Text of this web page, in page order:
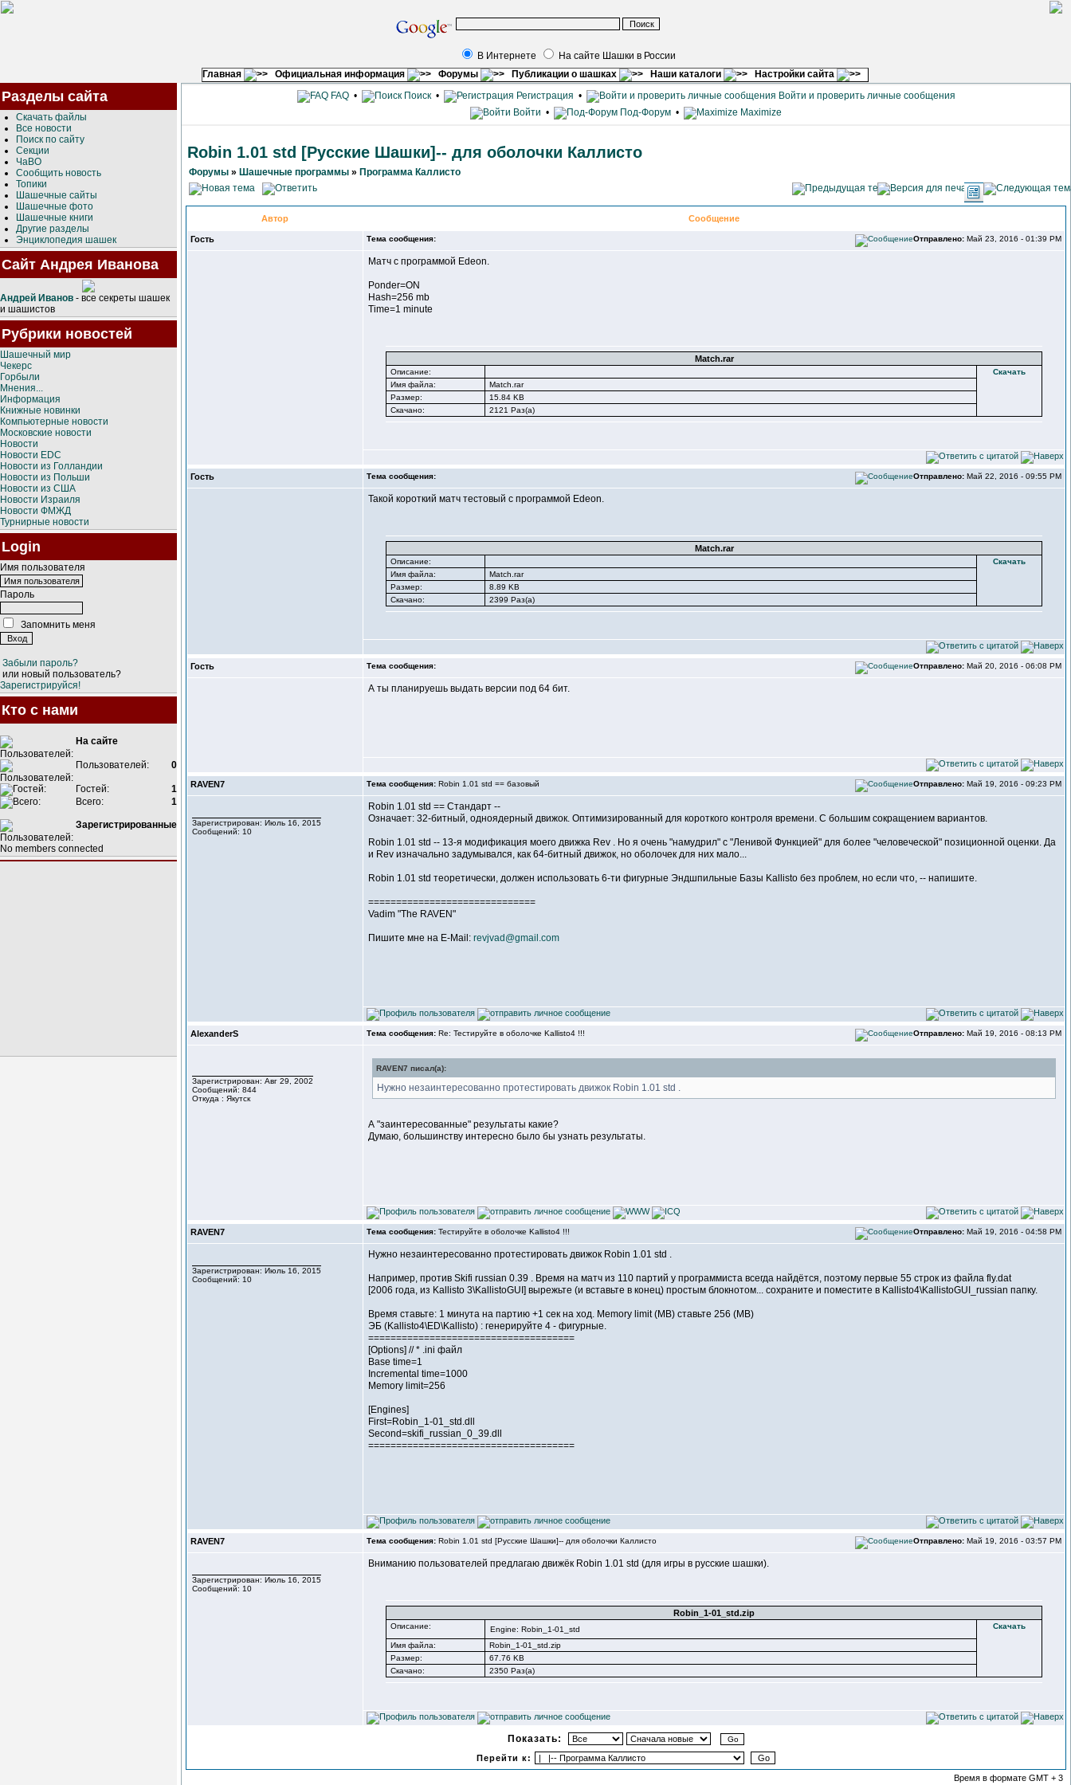
В Интернете
На сайте Шашки в России
Главная
Официальная информация Форумы Публикации о шашках Наши каталоги Настройки сайта
Разделы сайта
Скачать файлы
Все новости
Поиск по сайту
Секции
ЧаВО
Сообщить новость
Топики
Шашечные сайты
Шашечные фото
Шашечные книги
Другие разделы
Энциклопедия шашек
Сайт Андрея Иванова
Андрей Иванов - все секреты шашек
и шашистов
Рубрики новостей
Шашечный мир
Чекерс
Горбыли
Мнения...
Информация
Книжные новинки
Компьютерные новости
Московские новости
Новости
Новости EDC
Новости из Голландии
Новости из Польши
Новости из США
Новости Израиля
Новости ФМЖД
Турнирные новости
Login
Имя пользователя
Пароль
Запомнить меня
Забыли пароль?
или новый пользователь?
Зарегистрируйся!
Кто с нами
На сайте
Пользователей: 0
Гостей:
1
Всего:
1
Зарегистрированные
No members connected
FAQ• Поиск• Регистрация •
Войти и проверить личные сообщения
Войти • Под-Форум • Maximize
Robin 1.01 std [Русские Шашки]-- для оболочки Каллисто
Форумы » Шашечные программы » Программа Каллисто
Автор Сообщение
Гость Тема сообщения: Отправлено: Май 23, 2016 - 01:39 PM
Матч с программой Edeon.
Ponder=ON
Hash=256 mb
Time=1 minute
Match.rar
Описание:
Скачать
Имя файла:
Match.rar
Размер:
15.84 KB
Скачано:
2121 Раз(а)
Гость Тема сообщения: Отправлено: Май 22, 2016 - 09:55 PM
Такой короткий матч тестовый с программой Edeon.
Match.rar
Описание:
Скачать
Имя файла:
Match.rar
Размер:
8.89 KB
Скачано:
2399 Раз(а)
Гость Тема сообщения: Отправлено: Май 20, 2016 - 06:08 PM
А ты планируешь выдать версии под 64 бит.
RAVEN7 Тема сообщения: Robin 1.01 std == базовый Отправлено: Май 19, 2016 - 09:23 PM
Зарегистрирован: Июль 16, 2015
Сообщений: 10
Robin 1.01 std == Стандарт --
Означает: 32-битный, одноядерный движок. Оптимизированный для короткого контроля времени. С большим сокращением вариантов.
Robin 1.01 std -- 13-я модификация моего движка Rev . Но я очень "намудрил" с "Ленивой Функцией" для более "человеческой" позиционной оценки. Да
и Rev изначально задумывался, как 64-битный движок, но оболочек для них мало...
Robin 1.01 std теоретически, должен использовать 6-ти фигурные Эндшпильные Базы Kallisto без проблем, но если что, -- напишите.
==============================
Vadim "The RAVEN"
Пишите мне на E-Mail: revjvad@gmail.com
AlexanderS Тема сообщения: Re: Тестируйте в оболочке Kallisto4 !!! Отправлено: Май 19, 2016 - 08:13 PM
Зарегистрирован: Авг 29, 2002
Сообщений: 844
Откуда : Якутск
RAVEN7 писал(а):
Нужно незаинтересованно протестировать движок Robin 1.01 std .
А "заинтересованные" результаты какие?
Думаю, большинству интересно было бы узнать результаты.
RAVEN7 Тема сообщения: Тестируйте в оболочке Kallisto4 !!! Отправлено: Май 19, 2016 - 04:58 PM
Зарегистрирован: Июль 16, 2015
Сообщений: 10
Нужно незаинтересованно протестировать движок Robin 1.01 std .
Например, против Skifi russian 0.39 . Время на матч из 110 партий у программиста всегда найдётся, поэтому первые 55 строк из файла fly.dat
[2006 года, из Kallisto 3\KallistoGUI] вырежьте (и вставьте в конец) простым блокнотом... сохраните и поместите в Kallisto4\KallistoGUI_russian папку.
Время ставьте: 1 минута на партию +1 сек на ход. Memory limit (MB) ставьте 256 (MB)
ЭБ (Kallisto4\ED\Kallisto) : генерируйте 4 - фигурные.
=====================================
[Options] // * .ini файл
Base time=1
Incremental time=1000
Memory limit=256
[Engines]
First=Robin_1-01_std.dll
Second=skifi_russian_0_39.dll
=====================================
RAVEN7 Тема сообщения: Robin 1.01 std [Русские Шашки]-- для оболочки Каллисто Отправлено: Май 19, 2016 - 03:57 PM
Зарегистрирован: Июль 16, 2015
Сообщений: 10
Вниманию пользователей предлагаю движёк Robin 1.01 std (для игры в русские шашки).
Robin_1-01_std.zip
Описание: Engine: Robin_1-01_std Скачать
Имя файла:
Robin_1-01_std.zip
Размер:
67.76 KB
Скачано:
2350 Раз(а)
Показать:
Перейти к:
Время в формате GMT + 3